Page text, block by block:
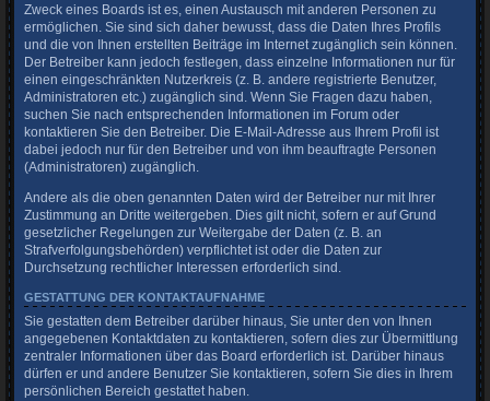
Zweck eines Boards ist es, einen Austausch mit anderen Personen zu
ermöglichen. Sie sind sich daher bewusst, dass die Daten Ihres Profils
und die von Ihnen erstellten Beiträge im Internet zugänglich sein können.
Der Betreiber kann jedoch festlegen, dass einzelne Informationen nur für
einen eingeschränkten Nutzerkreis (z. B. andere registrierte Benutzer,
Administratoren etc.) zugänglich sind. Wenn Sie Fragen dazu haben,
suchen Sie nach entsprechenden Informationen im Forum oder
kontaktieren Sie den Betreiber. Die E-Mail-Adresse aus Ihrem Profil ist
dabei jedoch nur für den Betreiber und von ihm beauftragte Personen
(Administratoren) zugänglich.
Andere als die oben genannten Daten wird der Betreiber nur mit Ihrer
Zustimmung an Dritte weitergeben. Dies gilt nicht, sofern er auf Grund
gesetzlicher Regelungen zur Weitergabe der Daten (z. B. an
Strafverfolgungsbehörden) verpflichtet ist oder die Daten zur
Durchsetzung rechtlicher Interessen erforderlich sind.
GESTATTUNG DER KONTAKTAUFNAHME
Sie gestatten dem Betreiber darüber hinaus, Sie unter den von Ihnen
angegebenen Kontaktdaten zu kontaktieren, sofern dies zur Übermittlung
zentraler Informationen über das Board erforderlich ist. Darüber hinaus
dürfen er und andere Benutzer Sie kontaktieren, sofern Sie dies in Ihrem
persönlichen Bereich gestattet haben.